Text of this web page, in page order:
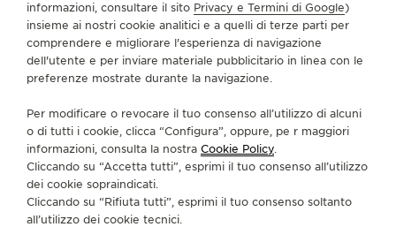
CI SEGUA
VAI ALLA PAGINA INSTAGRAM DI JAEGER-
VAI ALLA PAGINA LINKEDIN DI JAEGER-
VAI ALLA PAGINA FACEBOOK DI
VAI ALLA PAGINA YOUTUBE
VAI ALLA PAGINA
VAI ALLA PAGINA
ISCRIVERSI ALLA NEWSLETTER
SERVIZI
CONTATTI
informazioni, consultare il sito Privacy e Termini di Google)
insieme ai nostri cookie analitici e a quelli di terze parti per
comprendere e migliorare l'esperienza di navigazione
dell'utente e per inviare materiale pubblicitario in linea con le
preferenze mostrate durante la navigazione.
Per modificare o revocare il tuo consenso all’utilizzo di alcuni
o di tutti i cookie, clicca “Configura”, oppure, pe r maggiori
informazioni, consulta la nostra Cookie Policy.
Cliccando su “Accetta tutti”, esprimi il tuo consenso all’utilizzo
dei cookie sopraindicati.
Cliccando su “Rifiuta tutti”, esprimi il tuo consenso soltanto
all’utilizzo dei cookie tecnici.